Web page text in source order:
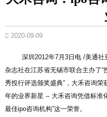
2020-09-09
深圳2012年7月3日电 /美通
杂志社在江苏省无锡市联合主办了
秀投行评选颁奖盛典”，大禾咨询荣
年的业界新星 -- 大禾咨询凭借标准
最佳ipo咨询机构”这一荣誉。